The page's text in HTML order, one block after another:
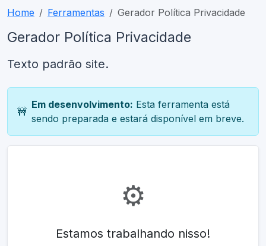
Home Ferramentas Gerador Política Privacidade
Gerador Política Privacidade
Texto padrão site.
🚧
Em desenvolvimento: Esta ferramenta está
sendo preparada e estará disponível em breve.
⚙️
Estamos trabalhando nisso!